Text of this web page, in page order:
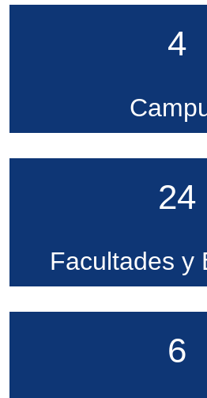
4
24
Facultades y
6